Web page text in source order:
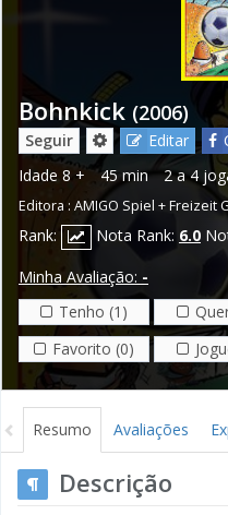
Bohnkick (2006)
Seguir Editar
Idade 8 + 45 min 2 a 4
Editora : AMIGO Spiel + Freizeit
Rank: Nota Rank: 6.0
Minha Avaliação: -
Tenho (1)
Favorito (0)
Resumo Avaliações
Descrição